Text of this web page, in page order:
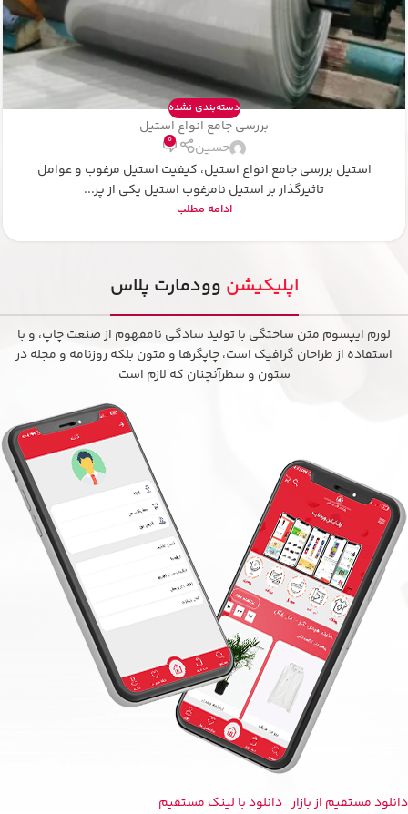
الکترونیک
آموزش تعمیر سیستم
حسین
۰
به وردپرس خوش آمدید. این اولین نوشتهٔ شماست. این را ویرایش
یا حذف کنید، سپس نوشتن را شروع نمایید!
ادامه مطلب
اپلیکیشن وودمارت پلاس
لورم ایپسوم متن ساختگی با تولید سادگی نامفهوم از صنعت چاپ، و با
استفاده از طراحان گرافیک است، چاپگرها و متون بلکه روزنامه و مجله در
ستون و سطرآنچنان که لازم است
دانلود مستقیم از بازار دانلود با لینک مستقیم